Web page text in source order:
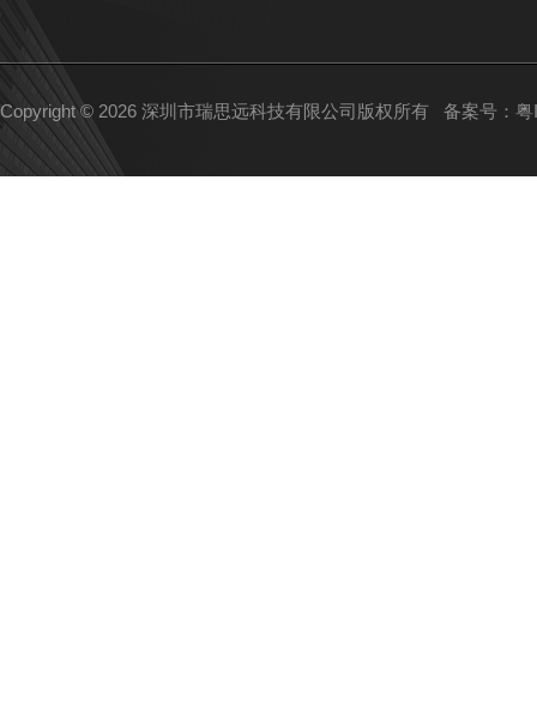
Copyright © 2026 深圳市瑞思远科技有限公司版权所有 备案号：